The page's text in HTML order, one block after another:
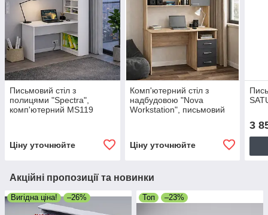
Письмовий стіл з
полицями "Spectra",
комп'ютерний MS119
Ціну уточнюйте
Комп'ютерний стіл з
надбудовою "Nova
Workstation", письмовий
Ціну уточнюйте
3
Акційні пропозиції та новинки
Вигідна ціна! –26% Топ –23%